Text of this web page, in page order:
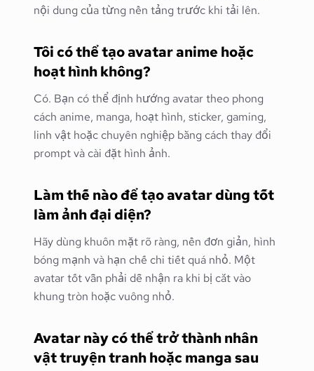
nội dung của từng nền tảng trước khi tải lên.
Tôi có thể tạo avatar anime hoặc
hoạt hình không?
Có. Bạn có thể định hướng avatar theo phong
cách anime, manga, hoạt hình, sticker, gaming,
linh vật hoặc chuyên nghiệp bằng cách thay đổi
prompt và cài đặt hình ảnh.
Làm thế nào để tạo avatar dùng tốt
làm ảnh đại diện?
Hãy dùng khuôn mặt rõ ràng, nền đơn giản, hình
bóng mạnh và hạn chế chi tiết quá nhỏ. Một
avatar tốt vẫn phải dễ nhận ra khi bị cắt vào
khung tròn hoặc vuông nhỏ.
Avatar này có thể trở thành nhân
vật truyện tranh hoặc manga sau